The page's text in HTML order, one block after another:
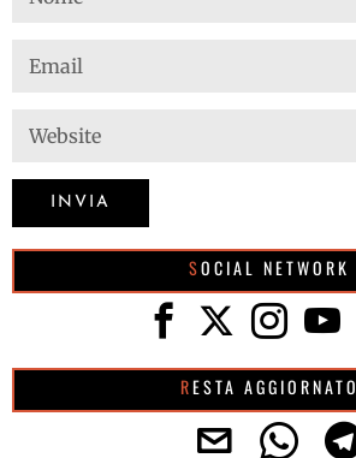
SOCIAL NETWORK
RESTA AGGIORNATO